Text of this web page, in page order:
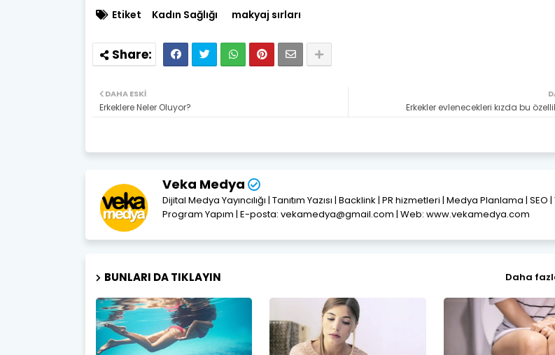
Etiket Kadın Sağlığı makyaj sırları
Erkekler evlenecekleri kızda bu
DAHA ESKI
Erkeklere Neler Oluyor?
Veka Medya
Dijital Medya Yayıncılığı | Tanıtım Yazısı | Backlink | PR hizmetleri | Medya Planlama | SEO |
Program Yapım | E-posta: vekamedya@gmail.com | Web: www.vekamedya.com
BUNLARI DA TIKLAYIN Daha